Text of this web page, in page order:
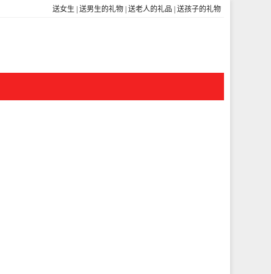
送女生 送男生的礼物 送老人的礼品 送孩子的礼物